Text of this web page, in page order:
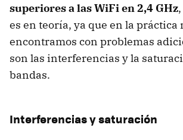
superiores a las WiFi en 2,4 GHz
es en teoría, ya que en la práctica
encontramos con problemas
son las interferencias y la
bandas.
Interferencias y saturación